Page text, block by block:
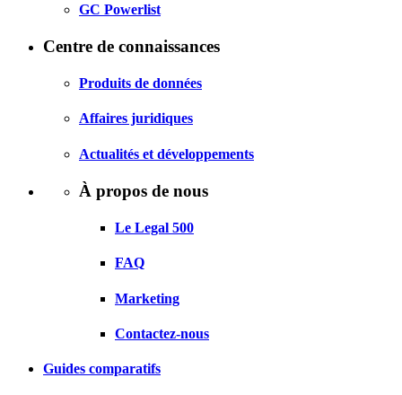
GC Powerlist
Centre de connaissances
Produits de données
Affaires juridiques
Actualités et développements
À propos de nous
Le Legal 500
FAQ
Marketing
Contactez-nous
Guides comparatifs